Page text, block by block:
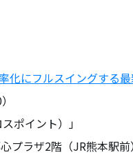
化にフルスイングする
ポイント）」
ラザ2階（JR熊本駅前